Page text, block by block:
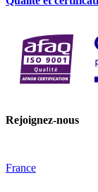
Rejoignez-nous
France